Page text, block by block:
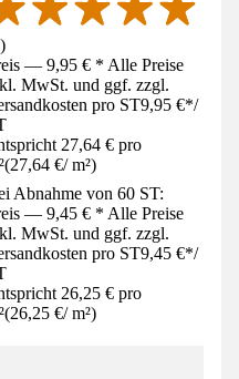
)
— 9,95 € * Alle Preise
MwSt. und ggf. zzgl.
pro ST9,95 €*/
27,64 € pro
(27,64 €/ m²)
Abnahme von 60 ST:
— 9,45 € * Alle Preise
MwSt. und ggf. zzgl.
pro ST9,45 €*/
26,25 € pro
(26,25 €/ m²)